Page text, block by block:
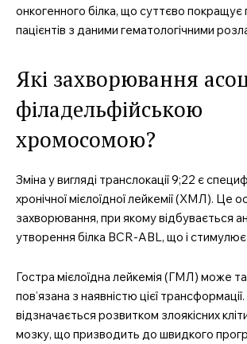
онкогенного білка, що суттєво покращує
пацієнтів з даними гематологічними
Які захворювання
філадельфійською
хромосомою?
Зміна у вигляді транслокації 9;22 є
хронічної мієлоїдної лейкемії (ХМЛ). Це
захворювання, при якому відбувається
утворення білка BCR-ABL, що і стимулює
Гостра мієлоїдна лейкемія (ГМЛ) може
пов’язана з наявністю цієї
відзначається розвитком злоякісних
мозку, що призводить до швидкого